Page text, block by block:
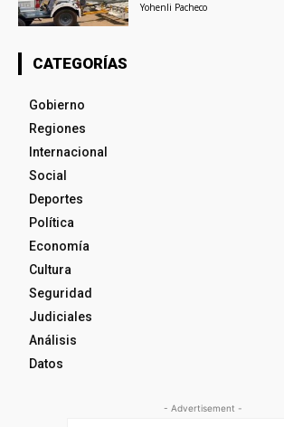
Yohenli Pacheco
CATEGORÍAS
Gobierno
Regiones
Internacional
Social
Deportes
Política
Economía
Cultura
Seguridad
Judiciales
Análisis
Datos
- Advertisement -